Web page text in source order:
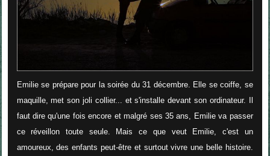
Emilie se prépare pour la soirée du 31 décembre. Elle se coiffe, se
maquille, met son joli collier... et s'installe devant son ordinateur. Il
faut dire qu'une fois encore et malgré ses 35 ans, Emilie va passer
ce réveillon toute seule. Mais ce que veut Emilie, c'est un
amoureux, des enfants peut-être et surtout vivre une belle histoire.